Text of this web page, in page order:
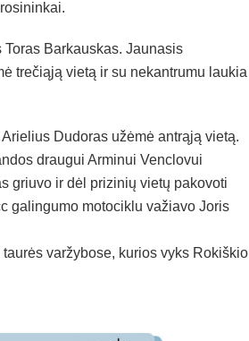
Barkauskas. Jaunasis
trečiąją vietą ir su nekantrumu laukia
Dudoras užėmė antrąją vietą.
draugui Arminui Venclovui
griuvo ir dėl prizinių vietų pakovoti
galingumo motociklu važiavo Joris
varžybose, kurios vyks Rokiškio